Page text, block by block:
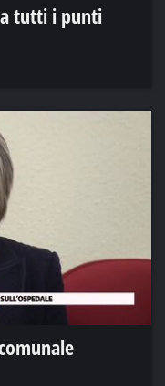
tutti i punti